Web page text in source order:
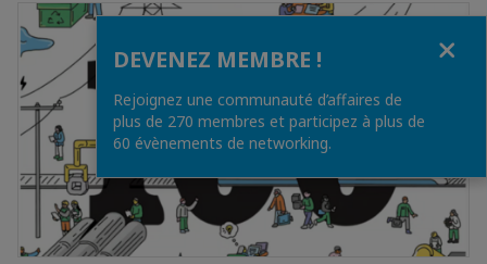
DEVENEZ MEMBRE !
Rejoignez une communauté d’affaires de
plus de 270 membres et participez à plus de
60 évènements de networking.